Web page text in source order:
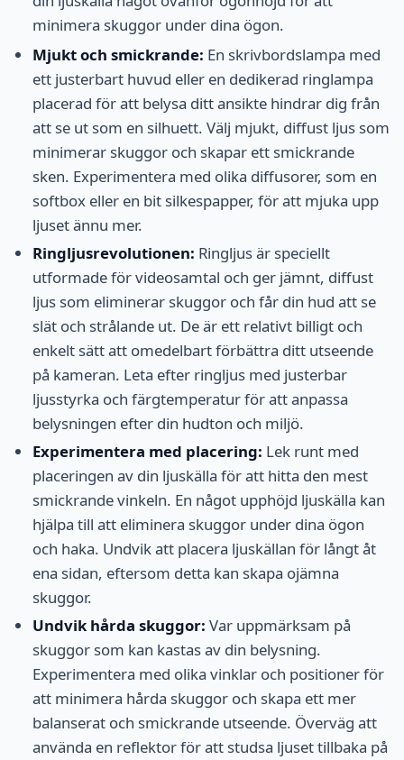
minimera skuggor under dina ögon.
Mjukt och smickrande: En skrivbordslampa med
ett justerbart huvud eller en dedikerad ringlampa
placerad för att belysa ditt ansikte hindrar dig från
att se ut som en silhuett. Välj mjukt, diffust ljus som
minimerar skuggor och skapar ett smickrande
sken. Experimentera med olika diffusorer, som en
softbox eller en bit silkespapper, för att mjuka upp
ljuset ännu mer.
Ringljusrevolutionen: Ringljus är speciellt
utformade för videosamtal och ger jämnt, diffust
ljus som eliminerar skuggor och får din hud att se
slät och strålande ut. De är ett relativt billigt och
enkelt sätt att omedelbart förbättra ditt utseende
på kameran. Leta efter ringljus med justerbar
ljusstyrka och färgtemperatur för att anpassa
belysningen efter din hudton och miljö.
Experimentera med placering: Lek runt med
placeringen av din ljuskälla för att hitta den mest
smickrande vinkeln. En något upphöjd ljuskälla kan
hjälpa till att eliminera skuggor under dina ögon
och haka. Undvik att placera ljuskällan för långt åt
ena sidan, eftersom detta kan skapa ojämna
skuggor.
Undvik hårda skuggor: Var uppmärksam på
skuggor som kan kastas av din belysning.
Experimentera med olika vinklar och positioner för
att minimera hårda skuggor och skapa ett mer
balanserat och smickrande utseende. Överväg att
använda en reflektor för att studsa ljuset tillbaka på